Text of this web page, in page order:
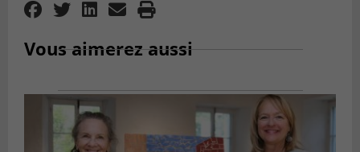
Vous aimerez aussi